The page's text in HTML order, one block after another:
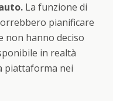
La funzione di
pianificare
non hanno deciso
in realtà
piattaforma nei